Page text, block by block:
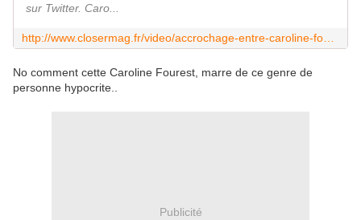
sur Twitter. Caro...
No comment cette Caroline Fourest, marre de ce genre de
personne hypocrite..
Publicité